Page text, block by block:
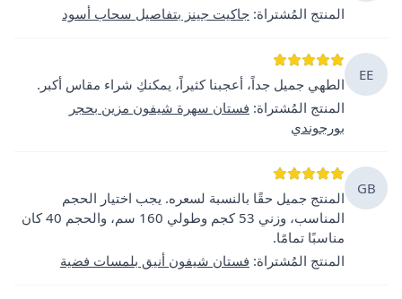
المنتج المُشتراة: جاكيت جينز بتفاصيل سحاب أسود
EE
الطهي جميل جداً، أعجبنا كثيراً، يمكنكِ شراء مقاس أكبر.
المنتج المُشتراة: فستان سهرة شيفون مزين بحجر
بورجوندي
GB
المنتج جميل حقًا بالنسبة لسعره. يجب اختيار الحجم
المناسب، وزني 53 كجم وطولي 160 سم، والحجم 40 كان
مناسبًا تمامًا.
المنتج المُشتراة: فستان شيفون أنيق بلمسات فضية